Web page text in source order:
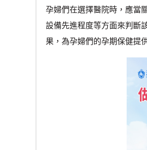
孕婦們在選擇醫院時，應當
設備先進程度等方面來判斷
果，為孕婦們的孕期保健提